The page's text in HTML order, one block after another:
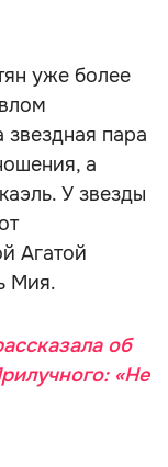
уже более
пара
а
У звезды
Агатой
Мия.
об
«Не